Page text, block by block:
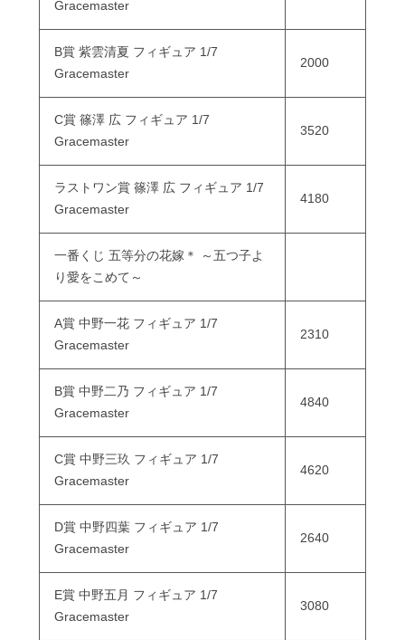
Gracemaster
B賞 紫雲清夏 フィギュア 1/7
Gracemaster
2000
C賞 篠澤 広 フィギュア 1/7
Gracemaster
3520
ラストワン賞 篠澤 広 フィギュア 1/7
Gracemaster
4180
一番くじ 五等分の花嫁＊ ～五つ子よ
り愛をこめて～
A賞 中野一花 フィギュア 1/7
Gracemaster
2310
B賞 中野二乃 フィギュア 1/7
Gracemaster
4840
C賞 中野三玖 フィギュア 1/7
Gracemaster
4620
D賞 中野四葉 フィギュア 1/7
Gracemaster
2640
E賞 中野五月 フィギュア 1/7
Gracemaster
3080